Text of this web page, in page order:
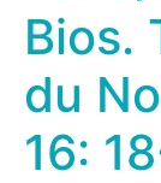
Bios.
du
16: